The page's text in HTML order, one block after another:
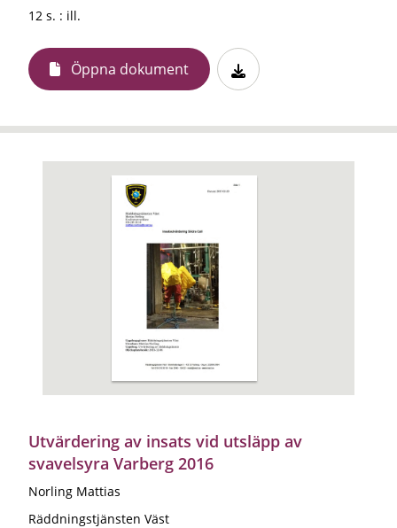
12 s. : ill.
Öppna dokument
Utvärdering av insats vid utsläpp av
svavelsyra Varberg 2016
Norling Mattias
Räddningstjänsten Väst